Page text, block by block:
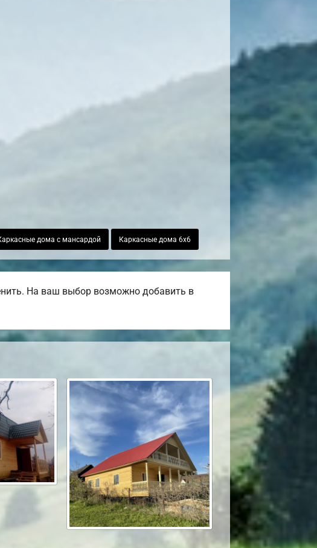
дома с мансардой Каркасные дома 6х6
На ваш выбор возможно добавить в